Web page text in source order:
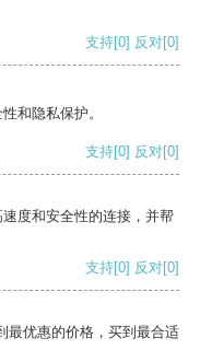
支持[0] 反对[0]
和隐私保护。
支持[0] 反对[0]
度和安全性的连接，并帮
支持[0] 反对[0]
最优惠的价格，买到最合适